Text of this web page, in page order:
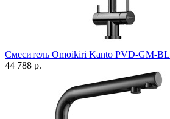
Смеситель Omoikiri Kanto PVD-GM-BL
44 788 р.